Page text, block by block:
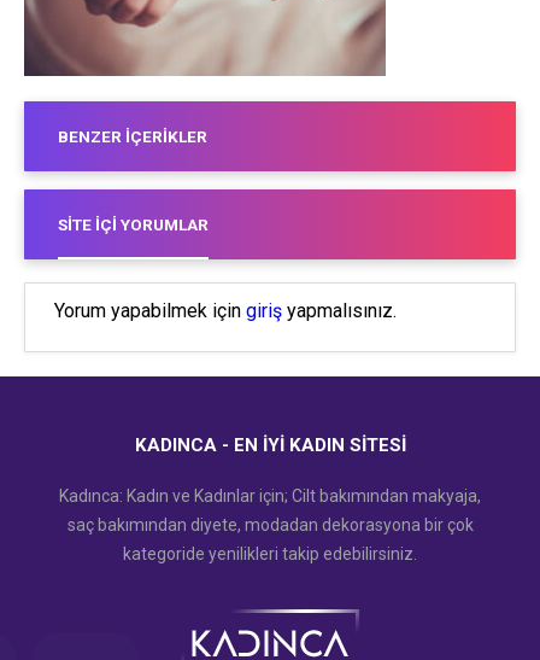
BENZER İÇERIKLER
SITE İÇI YORUMLAR
Yorum yapabilmek için giriş yapmalısınız.
KADINCA - EN İYI KADIN SITESI
Kadınca: Kadın ve Kadınlar için; Cilt bakımından makyaja,
saç bakımından diyete, modadan dekorasyona bir çok
kategoride yenilikleri takip edebilirsiniz.